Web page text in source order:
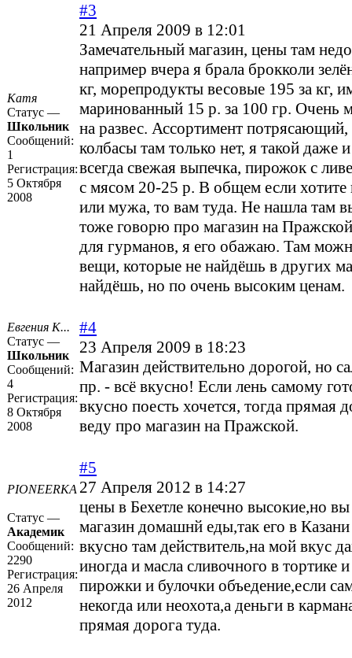
Катя
Статус —
Школьник
Сообщений:
1
Регистрация:
5 Октября
2008
#3
21 Апреля 2009 в 12:01
Замечательный магазин, цены там
например вчера я брала брокколи
кг, морепродукты весовые 195 за кг,
маринованный 15 р. за 100 гр. Очень
на развес. Ассортимент
колбасы там только нет, я такой даже
всегда свежая выпечка, пирожок с
с мясом 20-25 р. В общем если хотите
или мужа, то вам туда. Не нашла там
тоже говорю про магазин на
для гурманов, я его обажаю. Там
вещи, которые не найдёшь в других
найдёшь, но по очень высоким ценам.
Евгения К...
Статус —
Школьник
Сообщений:
4
Регистрация:
8 Октября
2008
#4
23 Апреля 2009 в 18:23
Магазин действительно дорогой, но
пр. - всё вкусно! Если лень самому
вкусно поесть хочется, тогда прямая
веду про магазин на Пражской.
PIONEERKA
Статус —
Академик
Сообщений:
2290
Регистрация:
26 Апреля
2012
#5
27 Апреля 2012 в 14:27
цены в Бехетле конечно высокие,но вы
магазин домашнй еды,так его в
вкусно там действитель,на мой вкус
иногда и масла сливочного в тортике
пирожки и булочки объедение,если
некогда или неохота,а деньги в
прямая дорога туда.